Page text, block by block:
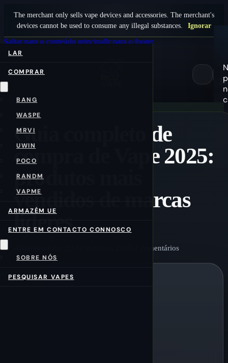
The merchant only sells vape devices and accessories. The merchant's
devices cannot be used to consume any illegal substances.
Ignorar
Saltar para o conteúdo principalIr para o footer
LAR
COMPRAR
BANG
WASPE
MRVI
UWIN
POCO
RANDM
VAPME
ARMAZÉM UE
ENTRE EM CONTACTO CONNOSCO
SOBRE NÓS
PESQUISAR VAPES
0
Guia completo de
compra de Vape 2025:
produtos mais
vendidos de marcas
líderes
2 comentários